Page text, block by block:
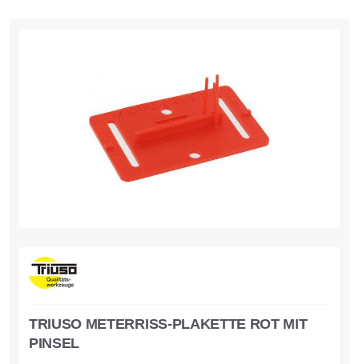
TRIUSO METERRISS-PLAKETTE ROT MIT
PINSEL